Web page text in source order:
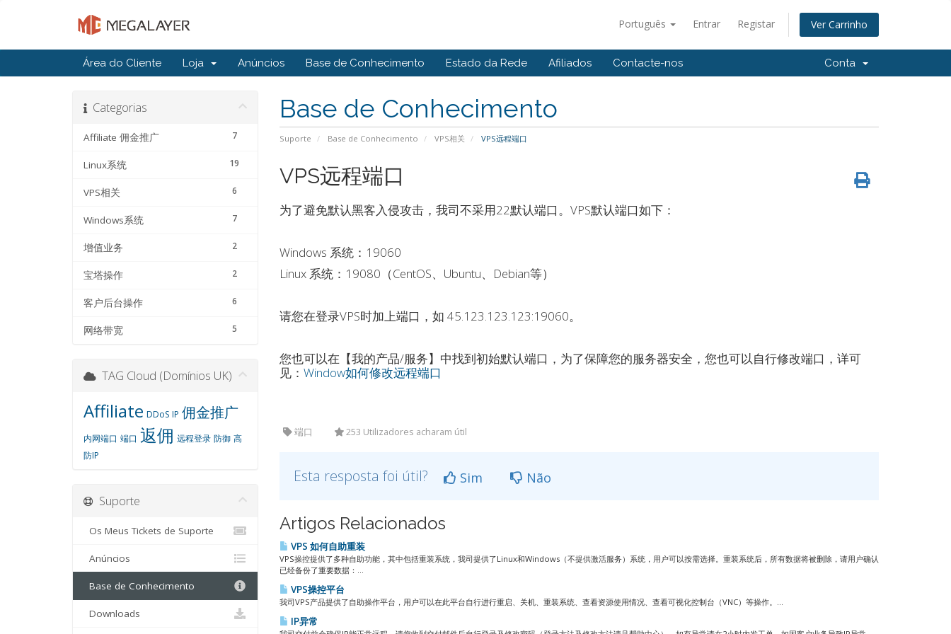
Português Entrar Registar Ver Carrinho
Área do Cliente Loja Anúncios Base de Conhecimento Estado da Rede Afiliados Contacte-nos Conta
Base de Conhecimento
Suporte Base de Conhecimento VPS相关 VPS远程端口
Categorias
7
Affiliate 佣金推广
19
Linux系统
6
VPS相关
7
Windows系统
2
增值业务
2
宝塔操作
6
客户后台操作
5
网络带宽
VPS远程端口
为了避免默认黑客入侵攻击，我司不采用22默认端口。VPS默认端口如下：
Windows 系统：19060
Linux 系统：19080（CentOS、Ubuntu、Debian等）
请您在登录VPS时加上端口，如 45.123.123.123:19060。
您也可以在【我的产品/服务】中找到初始默认端口，为了保障您的服务器安全，您也可以自行修改端口，详可
见： Window如何修改远程端口
端口 253 Utilizadores acharam útil
Esta resposta foi útil? Sim Não
Artigos Relacionados
VPS 如何自助重装
VPS操控提供了多种自助功能，其中包括重装系统，我司提供了Linux和Windows（不提供激活服务）系统，用户可以按需选择。重装系统后，所有数据将被删除，请用户确认
已经备份了重要数据：...
VPS操控平台
我司VPS产品提供了自助操作平台，用户可以在此平台自行进行重启、关机、重装系统、查看资源使用情况、查看可视化控制台（VNC）等操作。...
IP异常
TAG Cloud (Domínios UK)
Affiliate DDoS IP 佣金推广
内网端口 端口 返佣 远程登录 防御 高
防IP
Suporte
Os Meus Tickets de Suporte
Anúncios
Base de Conhecimento
Downloads